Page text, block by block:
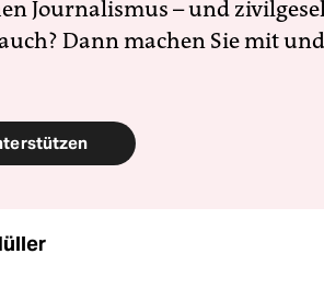
Journalismus – und
Dann machen Sie mit